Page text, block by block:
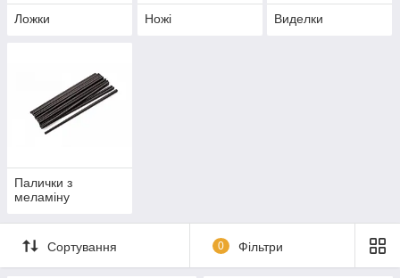
Ложки Ножі Виделки
Палички з
меламіну
Сортування 0 Фільтри